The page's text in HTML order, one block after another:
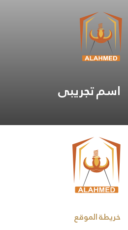
اسم تجريبى
خريطة الموقع